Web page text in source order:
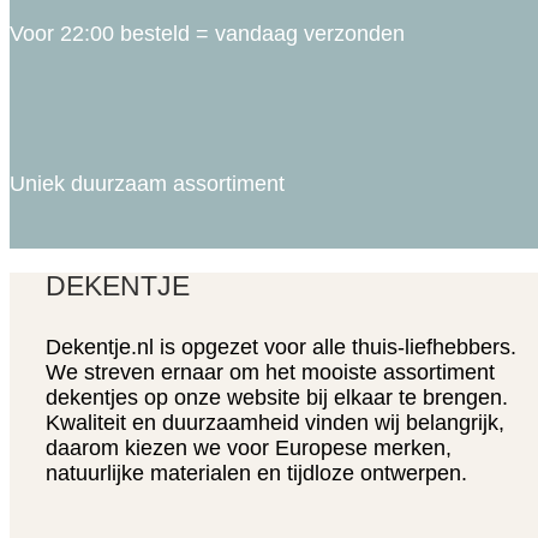
Voor 22:00 besteld = vandaag verzonden
Uniek duurzaam assortiment
DEKENTJE
Dekentje.nl is opgezet voor alle thuis-liefhebbers.
We streven ernaar om het mooiste assortiment
dekentjes op onze website bij elkaar te brengen.
Kwaliteit en duurzaamheid vinden wij belangrijk,
daarom kiezen we voor Europese merken,
natuurlijke materialen en tijdloze ontwerpen.